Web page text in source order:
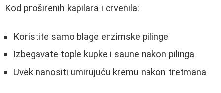
Kod proširenih kapilara i crvenila:
Koristite samo blage enzimske pilinge
Izbegavate tople kupke i saune nakon pilinga
Uvek nanositi umirujuću kremu nakon tretmana